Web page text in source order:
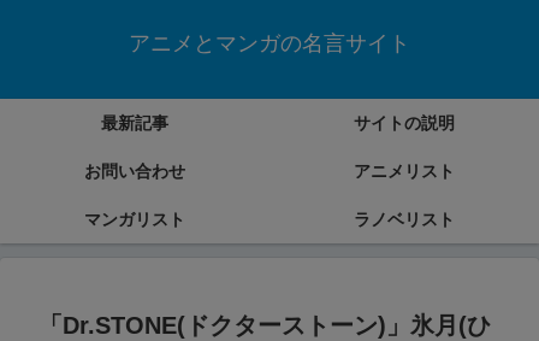
アニメとマンガの名言サイト
最新記事 サイトの説明
お問い合わせ アニメリスト
マンガリスト ラノベリスト
「Dr.STONE(ドクターストーン)」氷月(ひ